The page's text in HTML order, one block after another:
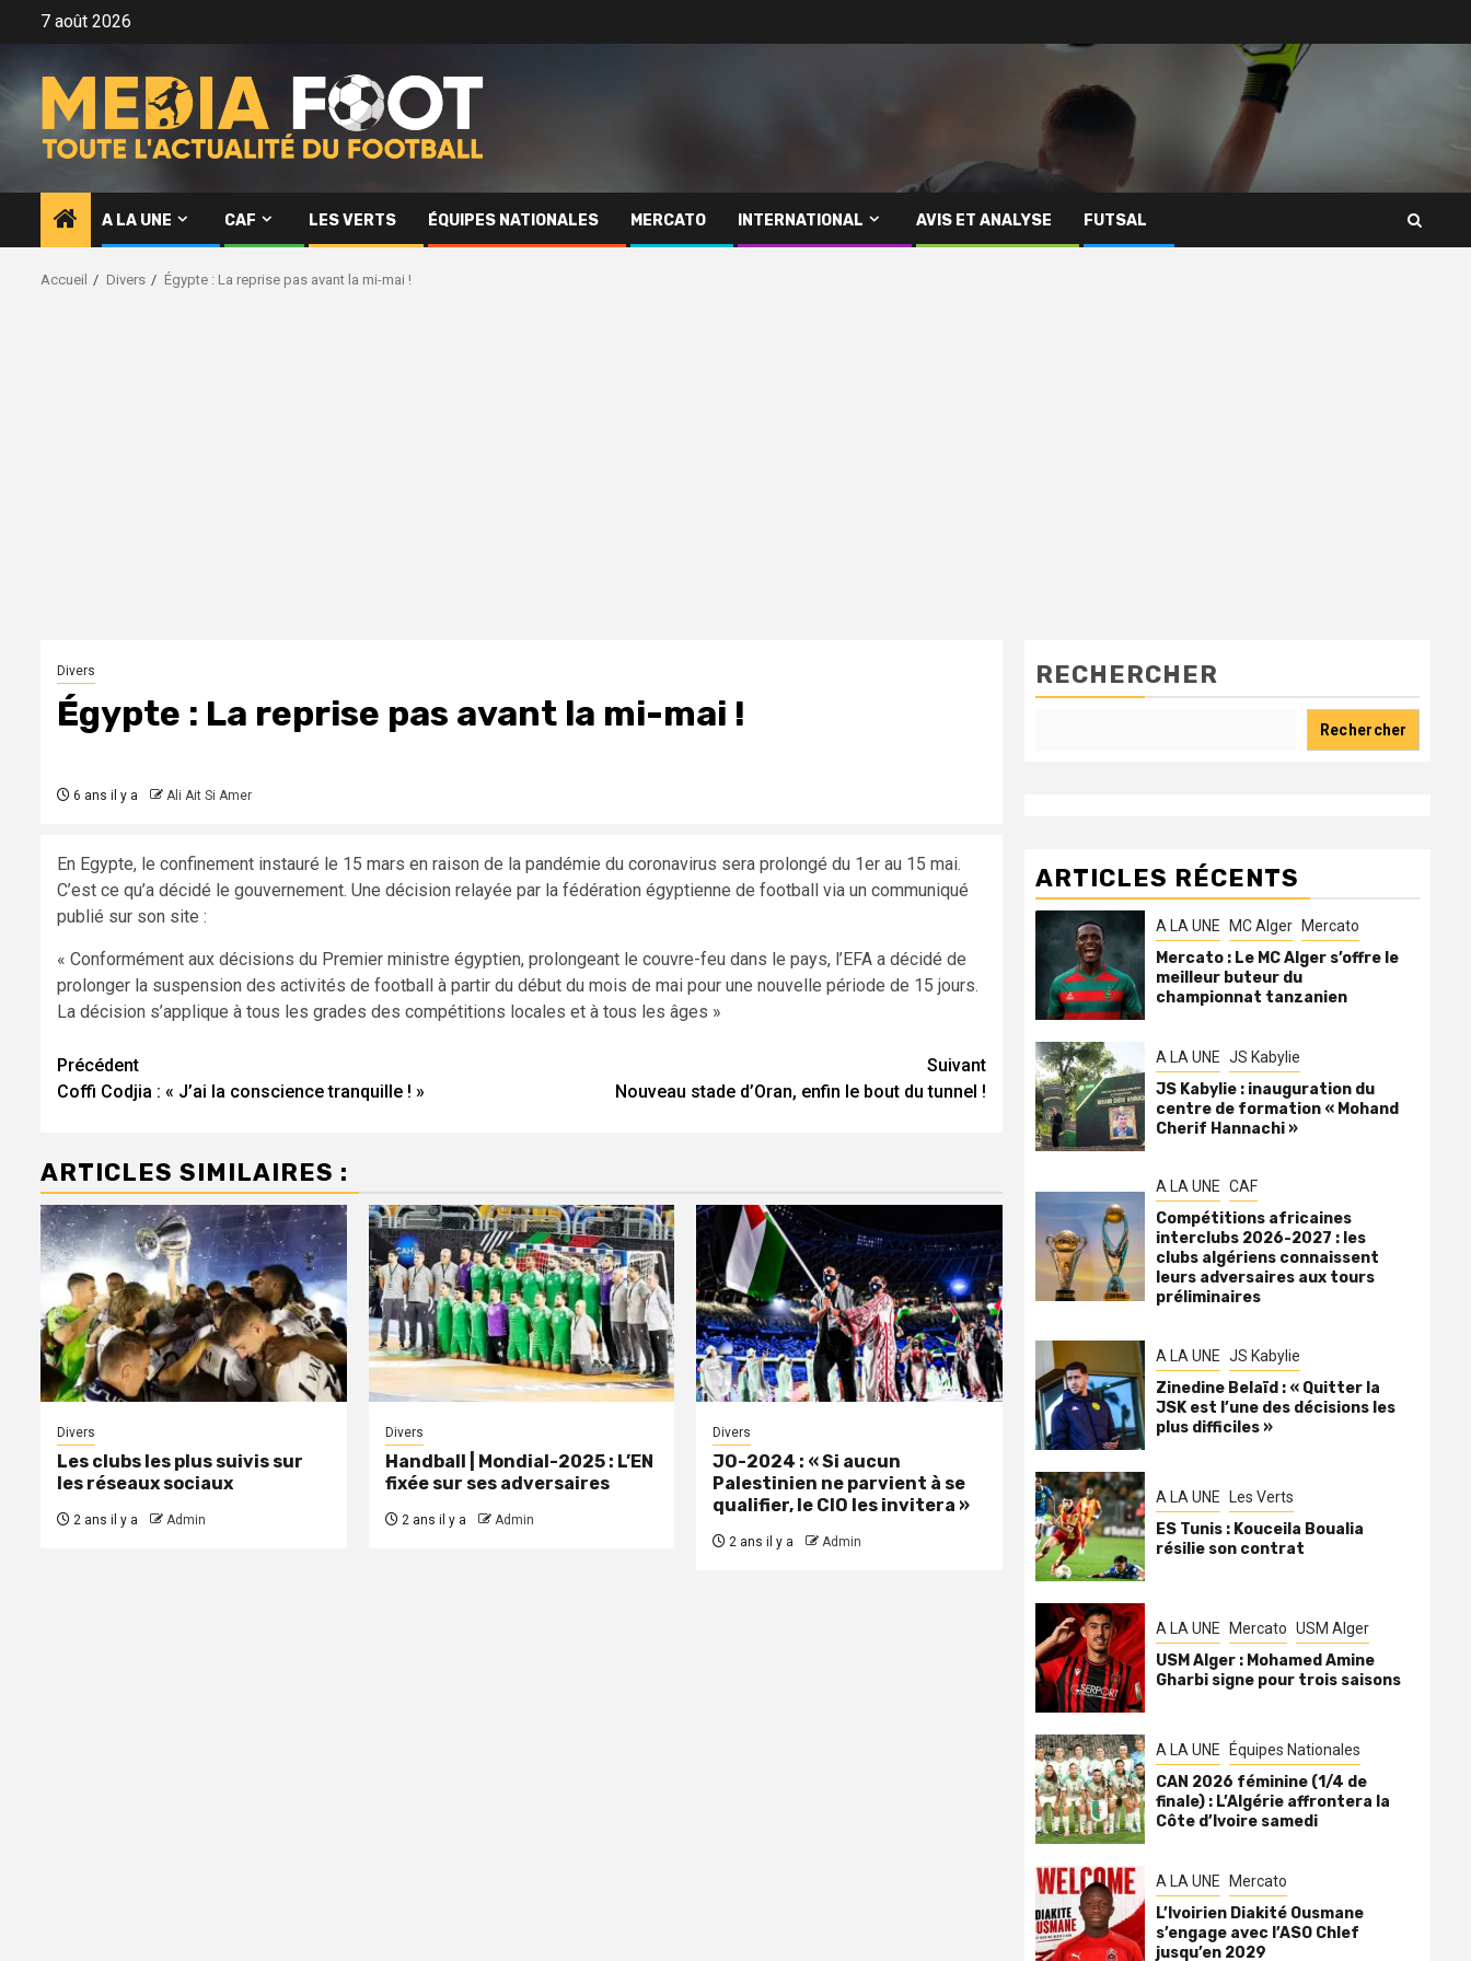
7 août 2026
A LA UNE CAF LES VERTS ÉQUIPES NATIONALES MERCATO INTERNATIONAL AVIS ET ANALYSE FUTSAL
Accueil Divers Égypte : La reprise pas avant la mi-mai !
Divers
Égypte : La reprise pas avant la mi-mai !
6 ans il y a Ali Ait Si Amer
En Egypte, le confinement instauré le 15 mars en raison de la pandémie du coronavirus sera prolongé du 1er au 15 mai.
C’est ce qu’a décidé le gouvernement. Une décision relayée par la fédération égyptienne de football via un communiqué
publié sur son site :
« Conformément aux décisions du Premier ministre égyptien, prolongeant le couvre-feu dans le pays, l’EFA a décidé de
prolonger la suspension des activités de football à partir du début du mois de mai pour une nouvelle période de 15 jours.
La décision s’applique à tous les grades des compétitions locales et à tous les âges »
Navigation
d’article
Précédent
Coffi Codjia : « J’ai la conscience tranquille ! »
Suivant
Nouveau stade d’Oran, enfin le bout du tunnel !
ARTICLES SIMILAIRES :
Divers
Les clubs les plus suivis sur
les réseaux sociaux
2 ans il y a Admin
Divers
Handball | Mondial-2025 : L’EN
fixée sur ses adversaires
2 ans il y a Admin
Divers
JO-2024 : « Si aucun
Palestinien ne parvient à se
qualifier, le CIO les invitera »
2 ans il y a Admin
RECHERCHER
Rechercher
ARTICLES RÉCENTS
A LA UNE MC Alger Mercato
Mercato : Le MC Alger s’offre le
meilleur buteur du
championnat tanzanien
A LA UNE JS Kabylie
JS Kabylie : inauguration du
centre de formation « Mohand
Cherif Hannachi »
A LA UNE CAF
Compétitions africaines
interclubs 2026-2027 : les
clubs algériens connaissent
leurs adversaires aux tours
préliminaires
A LA UNE JS Kabylie
Zinedine Belaïd : « Quitter la
JSK est l’une des décisions les
plus difficiles »
A LA UNE Les Verts
ES Tunis : Kouceila Boualia
résilie son contrat
A LA UNE Mercato USM Alger
USM Alger : Mohamed Amine
Gharbi signe pour trois saisons
A LA UNE Équipes Nationales
CAN 2026 féminine (1/4 de
finale) : L’Algérie affrontera la
Côte d’Ivoire samedi
A LA UNE Mercato
L’Ivoirien Diakité Ousmane
s’engage avec l’ASO Chlef
jusqu’en 2029